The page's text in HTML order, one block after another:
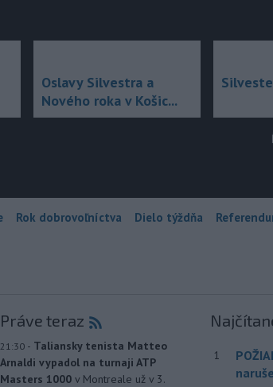
Oslavy Silvestra a
Nového roka v Košic...
Rok dobrovoľníctva Dielo týždňa
Práve teraz
21:30 - Taliansky tenista Matteo
Arnaldi vypadol na turnaji ATP
Masters 1000 v Montreale už v 3.
1